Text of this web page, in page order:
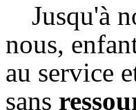
Jusqu'à
nous,
au service
sans